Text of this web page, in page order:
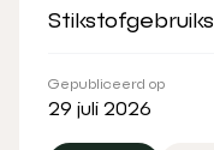
Gepubliceerd op
29 juli 2026